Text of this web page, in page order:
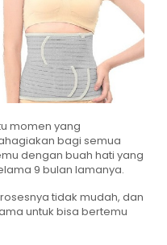
momen yang
bagi semua
dengan buah hati yang
9 bulan lamanya.
tidak mudah, dan
untuk bisa bertemu